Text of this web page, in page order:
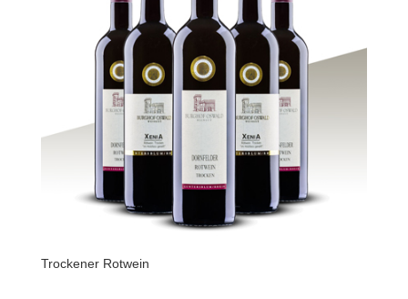
Trockener Rotwein